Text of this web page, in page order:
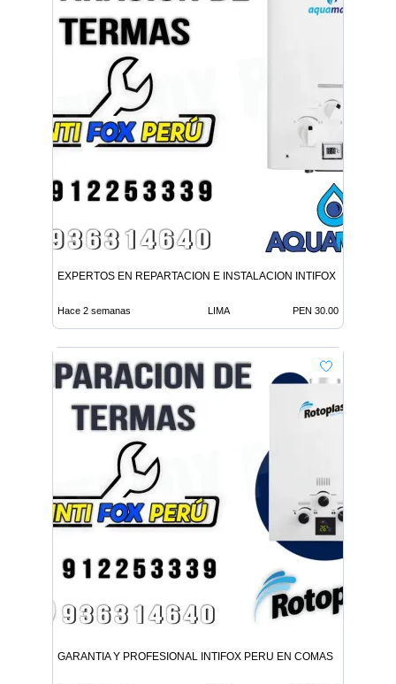
EXPERTOS EN REPARTACION E INSTALACION INTIFOX PERU EN
Hace 2 semanas LIMA PEN 30.00
GARANTIA Y PROFESIONAL INTIFOX PERU EN COMAS